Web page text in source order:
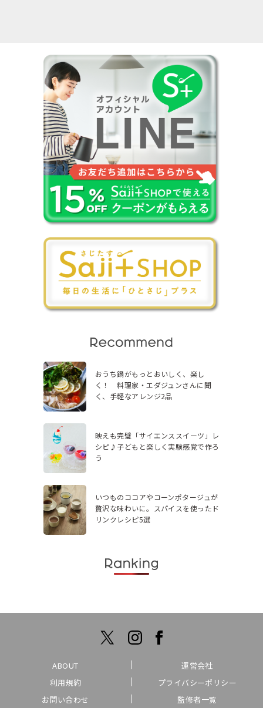
おうち鍋がもっとおいしく、楽し
く！ 料理家・エダジュンさんに聞
く、手軽なアレンジ2品
映えも完璧「サイエンススイーツ」レ
シピ♪子どもと楽しく実験感覚で作ろ
う
いつものココアやコーンポタージュが
贅沢な味わいに。スパイスを使ったド
リンクレシピ5選
ABOUT
運営会社
利用規約
プライバシーポリシー
お問い合わせ
監修者一覧